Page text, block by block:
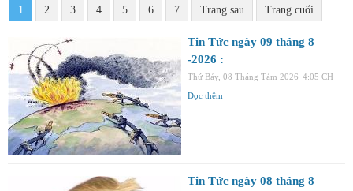
1 2 3 4 5 6 7 Trang sau Trang cuối
Tin Tức ngày 09 tháng 8
-2026 :
Thứ Bảy, 08 Tháng Tám 2026 4:05 CH
Đọc thêm
Tin Tức ngày 08 tháng 8